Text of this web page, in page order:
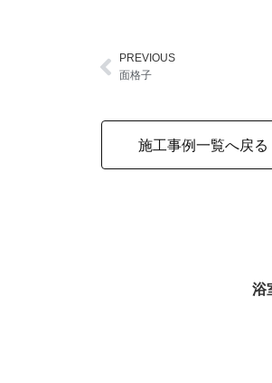
PrevPREVIOUS
面格子
施工事例一覧へ戻る
浴